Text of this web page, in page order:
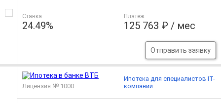
Ставка
24.49%
Платеж
125 763 ₽ / мес
Отправить заявку
Лицензия № 1000
Ипотека для специалистов IT-
компаний